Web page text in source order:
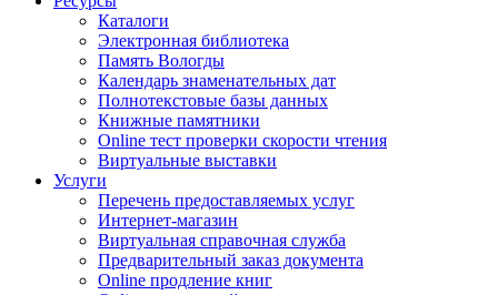
Каталоги
Электронная библиотека
Память Вологды
Календарь знаменательных дат
Полнотекстовые базы данных
Книжные памятники
Online тест проверки скорости чтения
Виртуальные выставки
Услуги
Перечень предоставляемых услуг
Интернет-магазин
Виртуальная справочная служба
Предварительный заказ документа
Online продление книг